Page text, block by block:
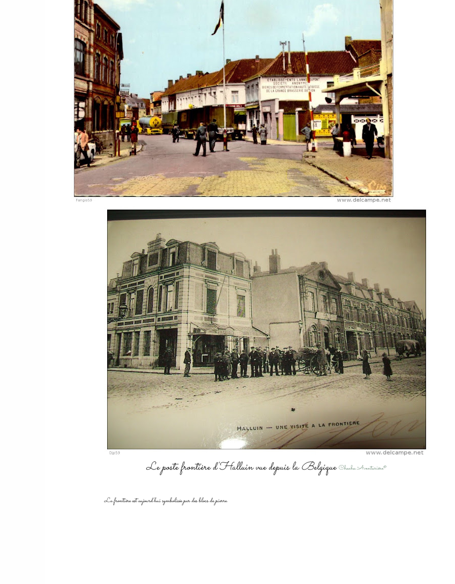
Le poste frontière d'Halluin vue depuis la BelgiqueChacha Aventurière®
La frontière est aujourd'hui symbolisée par des blocs de pierre.